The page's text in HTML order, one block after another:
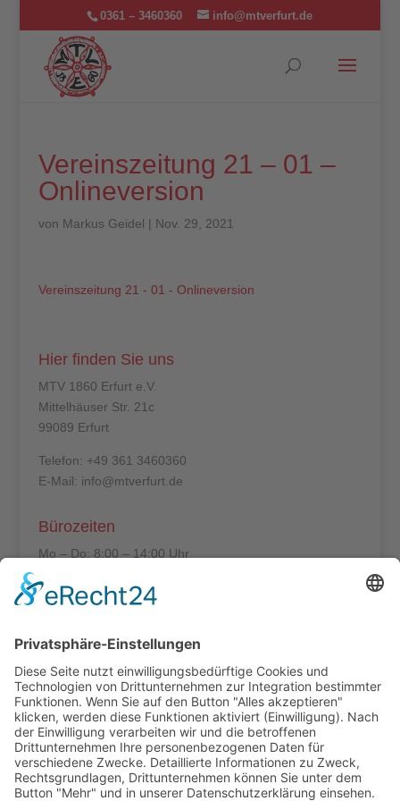
0361 – 3460360 info@mtverfurt.de
Vereinszeitung 21 – 01 –
Onlineversion
von Markus Geidel | Nov. 29, 2021
Vereinszeitung 21 - 01 - Onlineversion
Hier finden Sie uns
MTV 1860 Erfurt e.V.
Mittelhäuser Str. 21c
99089 Erfurt
Telefon: +49 361 3460360
E-Mail: info@mtverfurt.de
Bürozeiten
Mo – Do: 8:00 – 14:00 Uhr
Fr: 8:00 – 12:00 Uhr
Termine außerhalb unserer Geschäftszeiten nur
nach Absprache.
Folgt uns auf facebook